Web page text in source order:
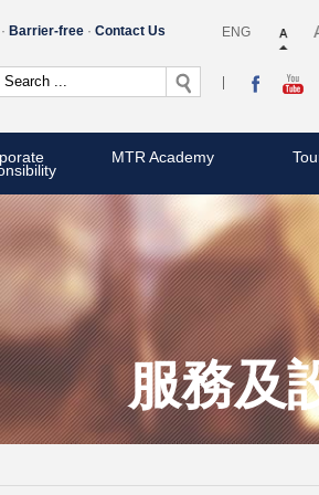
Barrier-free Contact Us ENG
MTR Academy
服務及